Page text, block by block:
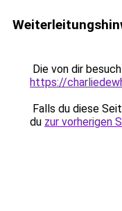
Die von dir
https://
Falls du diese
du zur vorherigen